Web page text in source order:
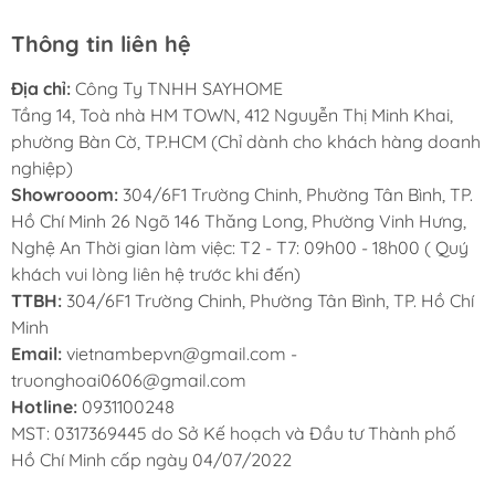
Thông tin liên hệ
Địa chỉ: Công Ty TNHH SAYHOME
Tầng 14, Toà nhà HM TOWN, 412 Nguyễn Thị Minh Khai,
phường Bàn Cờ, TP.HCM (Chỉ dành cho khách hàng doanh
nghiệp)
Showrooom: 304/6F1 Trường Chinh, Phường Tân Bình, TP.
Hồ Chí Minh 26 Ngõ 146 Thăng Long, Phường Vinh Hưng,
Nghệ An Thời gian làm việc: T2 - T7: 09h00 - 18h00 ( Quý
khách vui lòng liên hệ trước khi đến)
TTBH: 304/6F1 Trường Chinh, Phường Tân Bình, TP. Hồ Chí
Minh
Email: vietnambepvn@gmail.com -
truonghoai0606@gmail.com
Hotline: 0931100248
MST: 0317369445 do Sở Kế hoạch và Đầu tư Thành phố
Hồ Chí Minh cấp ngày 04/07/2022